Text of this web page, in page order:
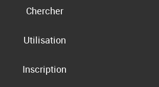
Chercher
Utilisation
Inscription